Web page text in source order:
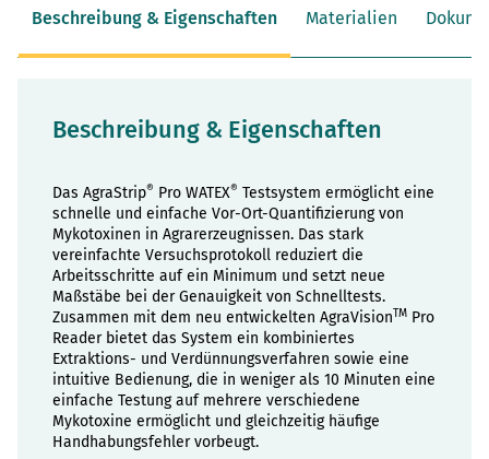
Beschreibung & Eigenschaften Materialien
Beschreibung & Eigenschaften
Das AgraStrip® Pro WATEX® Testsystem ermöglicht eine
schnelle und einfache Vor-Ort-Quantifizierung von
Mykotoxinen in Agrarerzeugnissen. Das stark
vereinfachte Versuchsprotokoll reduziert die
Arbeitsschritte auf ein Minimum und setzt neue
Maßstäbe bei der Genauigkeit von Schnelltests.
Zusammen mit dem neu entwickelten AgraVisionTM Pro
Reader bietet das System ein kombiniertes
Extraktions- und Verdünnungsverfahren sowie eine
intuitive Bedienung, die in weniger als 10 Minuten eine
einfache Testung auf mehrere verschiedene
Mykotoxine ermöglicht und gleichzeitig häufige
Handhabungsfehler vorbeugt.